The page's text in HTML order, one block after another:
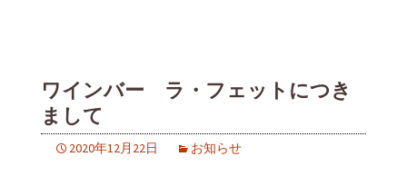
ワインバー ラ・フェットにつき
まして
2020年12月22日 お知らせ